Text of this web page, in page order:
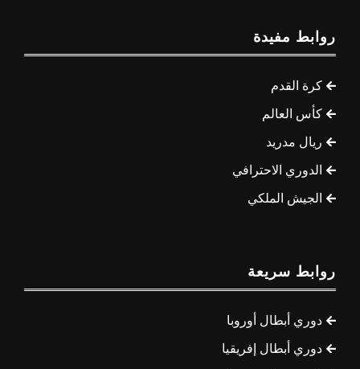
روابط مفيدة
كرة القدم
كأس العالم
ريال مدريد
الدوري الاحترافي
الجيش الملكي
روابط سريعة
دوري أبطال أوروبا
دوري أبطال إفريقيا